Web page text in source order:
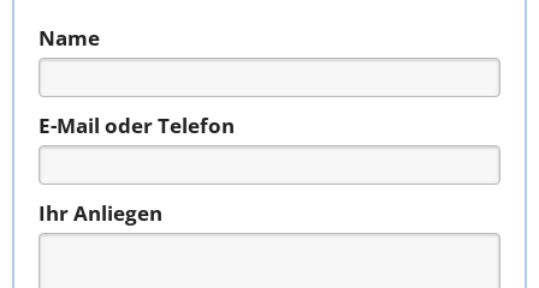
Name
E-Mail oder Telefon
Ihr Anliegen